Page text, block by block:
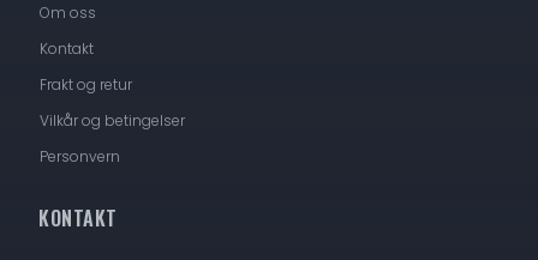
Om oss
Kontakt
Frakt og retur
Vilkår og betingelser
Personvern
KONTAKT